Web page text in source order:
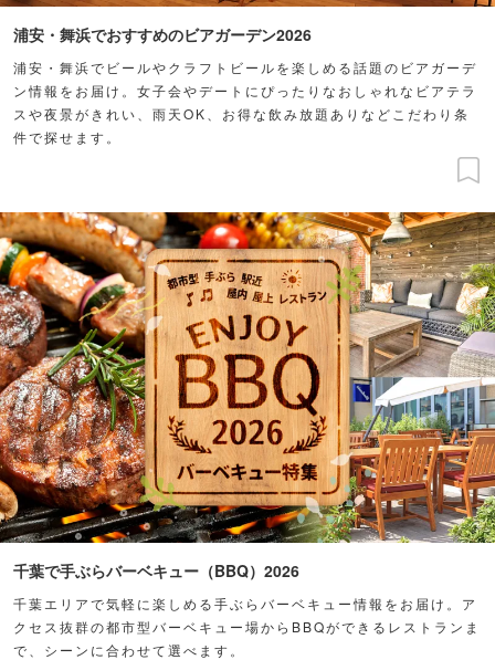
浦安・舞浜でおすすめのビアガーデン2026
浦安・舞浜でビールやクラフトビールを楽しめる話題のビアガーデ
ン情報をお届け。女子会やデートにぴったりなおしゃれなビアテラ
スや夜景がきれい、雨天OK、お得な飲み放題ありなどこだわり条
件で探せます。
千葉で手ぶらバーベキュー（BBQ）2026
千葉エリアで気軽に楽しめる手ぶらバーベキュー情報をお届け。ア
クセス抜群の都市型バーベキュー場からBBQができるレストランま
で、シーンに合わせて選べます。